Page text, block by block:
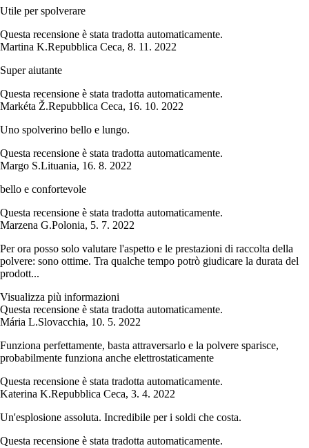
Utile per spolverare
Questa recensione è stata tradotta automaticamente.
Martina K.Repubblica Ceca, 8. 11. 2022
Super aiutante
Questa recensione è stata tradotta automaticamente.
Markéta Ž.Repubblica Ceca, 16. 10. 2022
Uno spolverino bello e lungo.
Questa recensione è stata tradotta automaticamente.
Margo S.Lituania, 16. 8. 2022
bello e confortevole
Questa recensione è stata tradotta automaticamente.
Marzena G.Polonia, 5. 7. 2022
Per ora posso solo valutare l'aspetto e le prestazioni di raccolta della
polvere: sono ottime. Tra qualche tempo potrò giudicare la durata del
prodott...
Visualizza più informazioni
Questa recensione è stata tradotta automaticamente.
Mária L.Slovacchia, 10. 5. 2022
Funziona perfettamente, basta attraversarlo e la polvere sparisce,
probabilmente funziona anche elettrostaticamente
Questa recensione è stata tradotta automaticamente.
Katerina K.Repubblica Ceca, 3. 4. 2022
Un'esplosione assoluta. Incredibile per i soldi che costa.
Questa recensione è stata tradotta automaticamente.